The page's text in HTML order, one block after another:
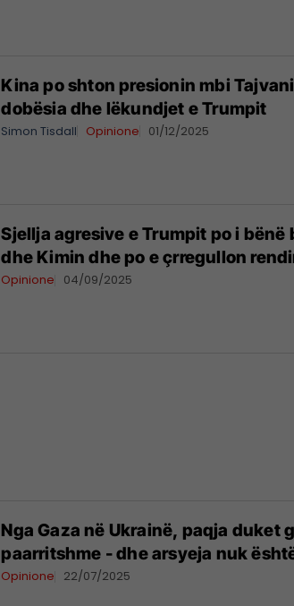
Kina po shton presionin mbi
dobësia dhe lëkundjet e Trumpit
Simon Tisdall Opinione 01/12/2025
Sjellja agresive e Trumpit po i
dhe Kimin dhe po e çrregullon
Opinione 04/09/2025
Nga Gaza në Ukrainë, paqja duket
paarritshme - dhe arsyeja nuk
Opinione 22/07/2025